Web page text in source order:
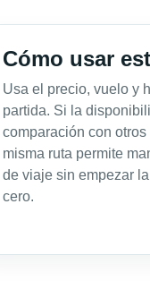
Cómo usar
Usa el precio, vuelo y
partida. Si la
comparación con
misma ruta permite
de viaje sin empezar
cero.